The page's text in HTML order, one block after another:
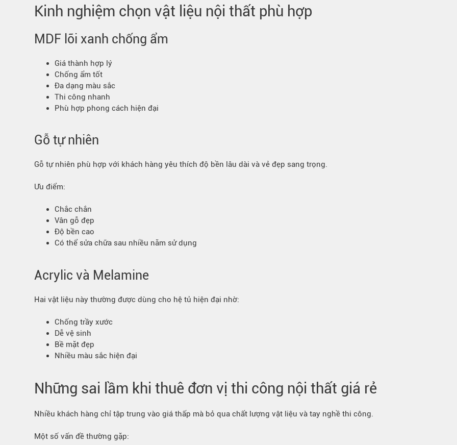
Kinh nghiệm chọn vật liệu nội thất phù hợp
MDF lõi xanh chống ẩm
Giá thành hợp lý
Chống ẩm tốt
Đa dạng màu sắc
Thi công nhanh
Phù hợp phong cách hiện đại
Gỗ tự nhiên
Gỗ tự nhiên phù hợp với khách hàng yêu thích độ bền lâu dài và vẻ đẹp sang trọng.
Ưu điểm:
Chắc chắn
Vân gỗ đẹp
Độ bền cao
Có thể sửa chữa sau nhiều năm sử dụng
Acrylic và Melamine
Hai vật liệu này thường được dùng cho hệ tủ hiện đại nhờ:
Chống trầy xước
Dễ vệ sinh
Bề mặt đẹp
Nhiều màu sắc hiện đại
Những sai lầm khi thuê đơn vị thi công nội thất giá rẻ
Nhiều khách hàng chỉ tập trung vào giá thấp mà bỏ qua chất lượng vật liệu và tay nghề thi công.
Một số vấn đề thường gặp: